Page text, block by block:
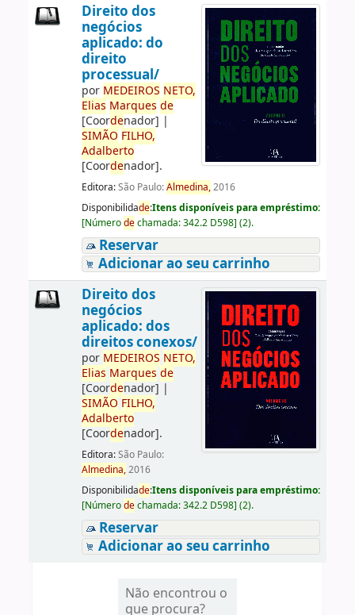
Direito dos
negócios
aplicado: do
direito
processual/
por MEDEIROS NETO,
Elias Marques de
[Coordenador] |
SIMÃO FILHO,
Adalberto
[Coordenador].
Editora:São Paulo:Almedina,2016
Disponibilidade:Itens disponíveis para empréstimo:
[Númerodechamada:342.2 D598] (2).
Reservar
Adicionar ao seu carrinho
Direito dos
negócios
aplicado: dos
direitos conexos/
por MEDEIROS NETO,
Elias Marques de
[Coordenador] |
SIMÃO FILHO,
Adalberto
[Coordenador].
Editora:São Paulo:
Almedina,2016
Disponibilidade:Itens disponíveis para empréstimo:
[Númerodechamada:342.2 D598] (2).
Reservar
Adicionar ao seu carrinho
Não encontrou o
que procura?